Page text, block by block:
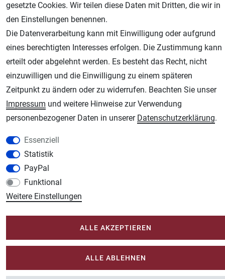
Impressum
Unsere weiteren Shops:
Schmincke-City.de
Schmincke Künstlerfarben das Gesamtsortiment
Plotter-City.com
Schneideplotter, Transferpressen, Siebdruck und Plotterfolien
Modellbau-City.com
Spiel.
Im-Shop-kaufen.de
Küchen Zubehör - Haus/Garten - Tierbedarf
gesetzte Cookies. Wir teilen diese Daten mit Dritten, die wir in
den Einstellungen benennen.
Die Datenverarbeitung kann mit Einwilligung oder aufgrund
eines berechtigten Interesses erfolgen. Die Zustimmung kann
erteilt oder abgelehnt werden. Es besteht das Recht, nicht
einzuwilligen und die Einwilligung zu einem späteren
Zeitpunkt zu ändern oder zu widerrufen. Beachten Sie unser
Impressum und weitere Hinweise zur Verwendung
personenbezogener Daten in unserer Daten­schutz­erklärung.
Essenziell
Statistik
PayPal
Funktional
Weitere Einstellungen
ALLE AKZEPTIEREN
ALLE ABLEHNEN